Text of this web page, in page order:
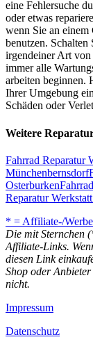
eine Fehlersuche
oder etwas
wenn Sie an
benutzen. Schalten
irgendeiner Art von
immer alle
arbeiten beginnen.
Ihrer Umgebung
Schäden oder
Weitere
Fahrrad Reparatur
Münchenbernsdorf
Osterburken
Reparatur
* = Affiliate-/
Die mit Sternchen
Affiliate-Links.
diesen Link
Shop oder
nicht.
Impressum
Datenschutz